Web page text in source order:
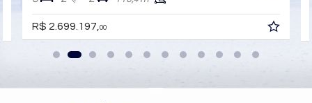
Área de Serviço
Living
Sacada com Churrasqueira
Sala de Estar
Cozinha
R$ 2.699.197,00